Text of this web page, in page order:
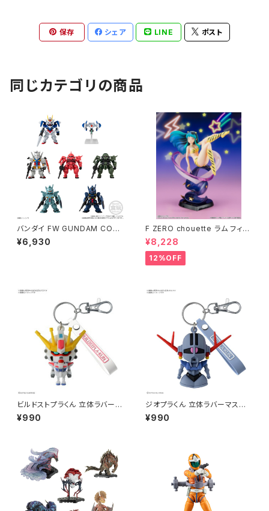
保存 シェア LINE ポスト
同じカテゴリの商品
バンダイ FW GUNDAM CON
VERGE ＃28 1BOX入数：10 フ
ィギュア 機動戦士ガンダム（新
¥6,930
F ZERO chouette ラム フィギ
ュア うる星やつら
¥8,228
12%OFF
ビルドストプラくん 立体ラバーマ
スコットキーチェーン 機動戦士
ガンダム（新品 在庫品）
¥990
ジオプラくん 立体ラバーマスコッ
トキーチェーン 機動戦士ガンダ
ム（新品 在庫品）
¥990